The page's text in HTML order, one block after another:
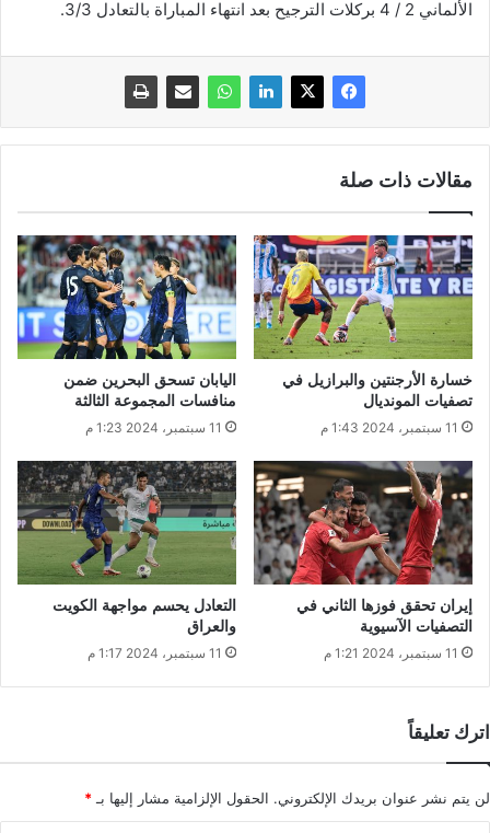
الألماني 2 / 4 بركلات الترجيح بعد انتهاء المباراة بالتعادل 3/3.
مقالات ذات صلة
خسارة الأرجنتين والبرازيل في
تصفيات المونديال
11 سبتمبر، 2024 1:43 م
اليابان تسحق البحرين ضمن
منافسات المجموعة الثالثة
11 سبتمبر، 2024 1:23 م
إيران تحقق فوزها الثاني في
التصفيات الآسيوية
11 سبتمبر، 2024 1:21 م
التعادل يحسم مواجهة الكويت
والعراق
11 سبتمبر، 2024 1:17 م
اترك تعليقاً
لن يتم نشر عنوان بريدك الإلكتروني. الحقول الإلزامية مشار إليها بـ *